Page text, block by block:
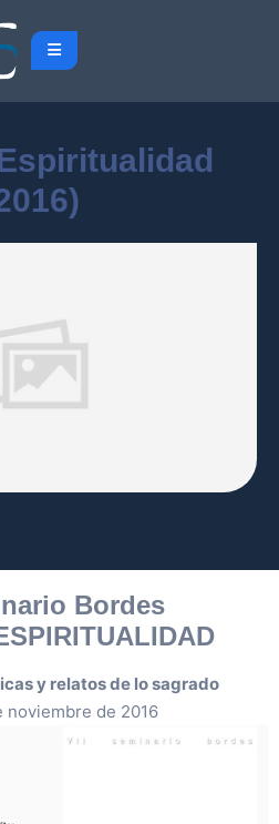
Bordes
y relatos de lo sagrado
noviembre de 2016